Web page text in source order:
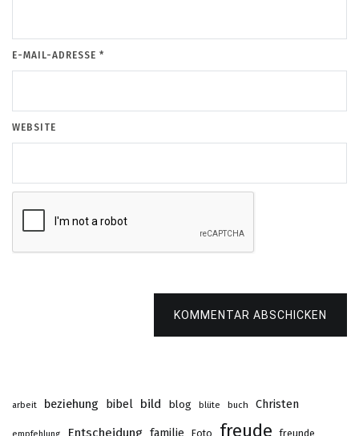
E-MAIL-ADRESSE *
WEBSITE
KOMMENTAR ABSCHICKEN
arbeit beziehung bibel bild blog blüte buch Christen
Entscheidung familie Foto freude freunde